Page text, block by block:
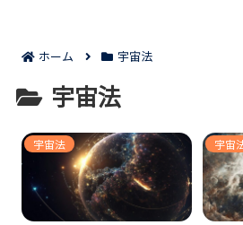
ホーム 宇宙法
宇宙法
宇宙法 宇宙